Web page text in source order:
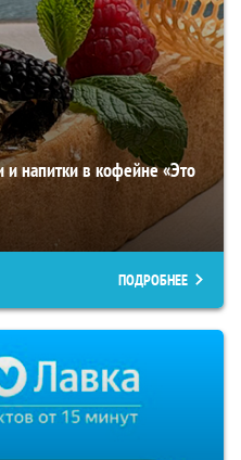
напитки в кофейне «Это
ПОДРОБНЕЕ